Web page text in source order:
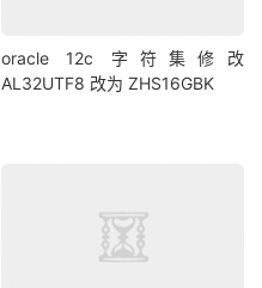
oracle 12c 字符集修改
AL32UTF8 改为 ZHS16GBK